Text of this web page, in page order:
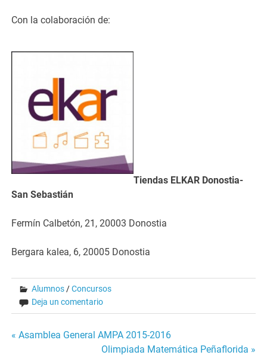
Con la colaboración de:
Tiendas ELKAR Donostia-
San Sebastián
Fermín Calbetón, 21, 20003 Donostia
Bergara kalea, 6, 20005 Donostia
Alumnos/Concursos
Deja un comentario
Navegación
« Asamblea General AMPA 2015-2016
Olimpiada Matemática Peñaflorida »